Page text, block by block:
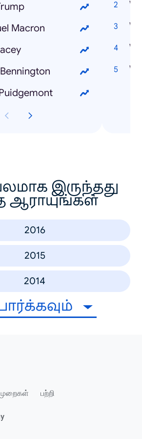
Macron
இருந்தது
2016
2015
2014
பற்றி